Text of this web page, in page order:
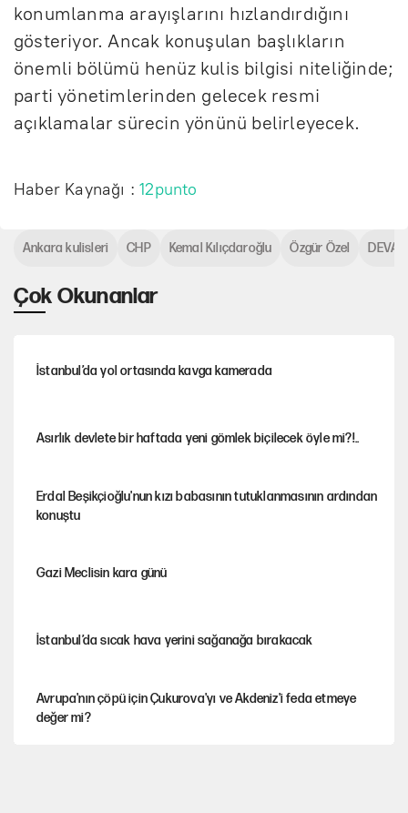
konumlanma arayışlarını hızlandırdığını
gösteriyor. Ancak konuşulan başlıkların
önemli bölümü henüz kulis bilgisi niteliğinde;
parti yönetimlerinden gelecek resmi
açıklamalar sürecin yönünü belirleyecek.
Haber Kaynağı :12punto
Çok Okunanlar
İstanbul’da yol ortasında kavga kamerada
Asırlık devlete bir haftada yeni gömlek biçilecek öyle mi?!..
Erdal Beşikçioğlu'nun kızı babasının tutuklanmasının ardından
konuştu
Gazi Meclisin kara günü
İstanbul’da sıcak hava yerini sağanağa bırakacak
Avrupa'nın çöpü için Çukurova'yı ve Akdeniz'i feda etmeye
değer mi?
Ankara kulisleri CHP Kemal Kılıçdaroğlu Özgür Özel DEVA